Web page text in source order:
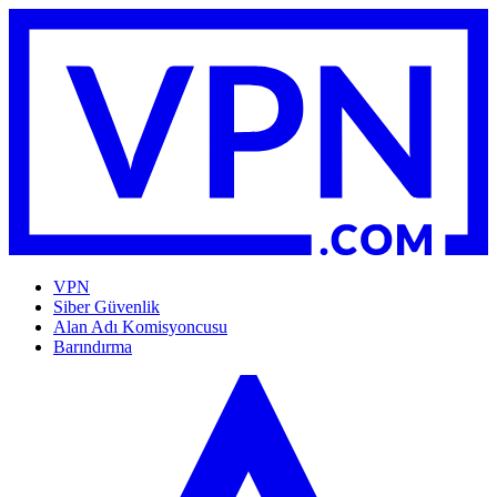
VPN
Siber Güvenlik
Alan Adı Komisyoncusu
Barındırma